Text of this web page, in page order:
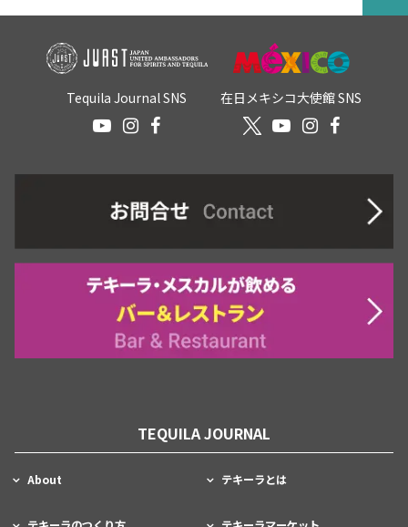
Tequila Journal SNS 在日メキシコ大使館 SNS
TEQUILA JOURNAL
About テキーラとは